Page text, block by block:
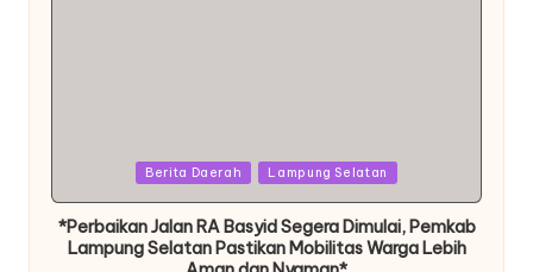
Berita Daerah Lampung Selatan
*Perbaikan Jalan RA Basyid Segera Dimulai, Pemkab
Lampung Selatan Pastikan Mobilitas Warga Lebih